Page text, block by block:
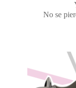
No se